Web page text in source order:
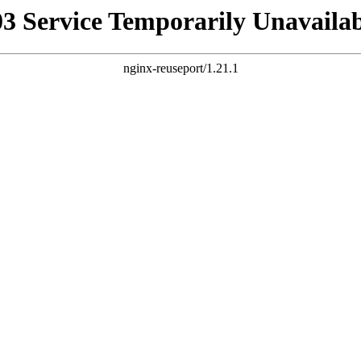
Service Temporarily
nginx-reuseport/1.21.1